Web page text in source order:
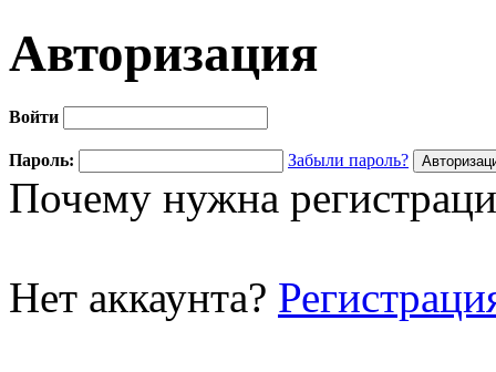
Авторизация
Войти
Пароль: Забыли пароль?
Почему нужна
Нет аккаунта?